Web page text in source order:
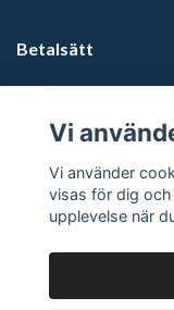
Betalsätt
Sociala medier
Vi
Vi använder
visas för dig
upplevelse när